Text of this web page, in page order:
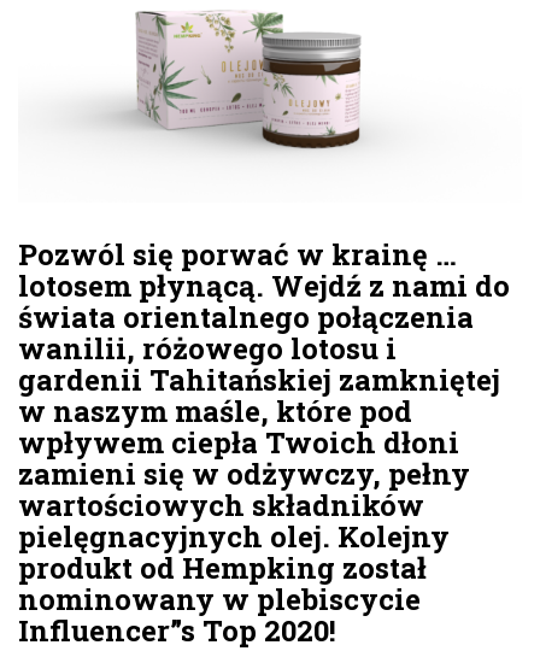
Pozwól się porwać w krainę …
lotosem płynącą. Wejdź z nami do
świata orientalnego połączenia
wanilii, różowego lotosu i
gardenii Tahitańskiej zamkniętej
w naszym maśle, które pod
wpływem ciepła Twoich dłoni
zamieni się w odżywczy, pełny
wartościowych składników
pielęgnacyjnych olej. Kolejny
produkt od Hempking został
nominowany w plebiscycie
Influencer”s Top 2020!